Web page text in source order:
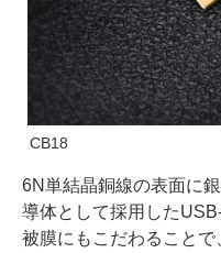
CB18
6N単結晶銅線の表面に
導体として採用した
被膜にもこだわることで